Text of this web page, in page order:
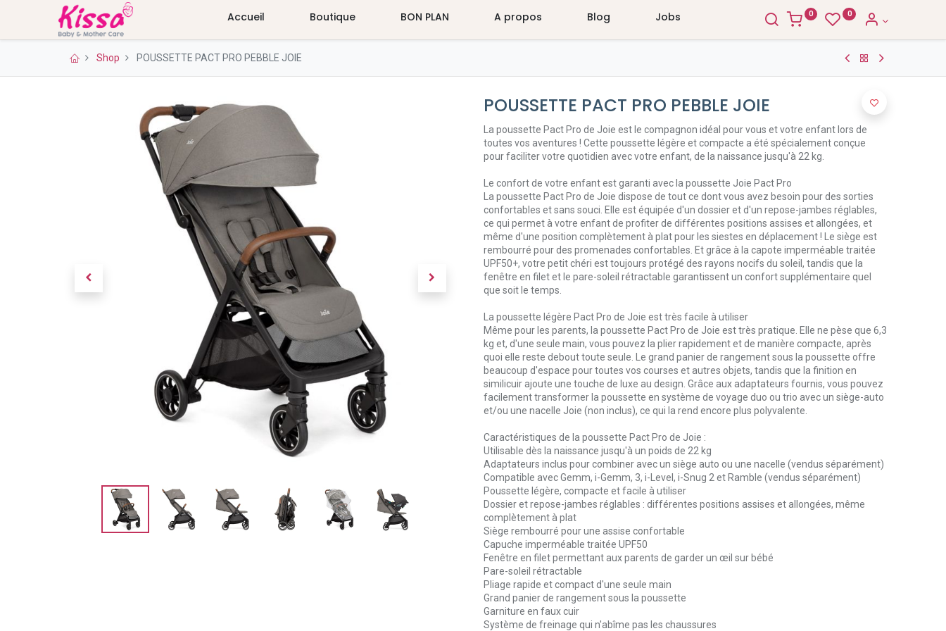
Accueil Boutique BON PLAN A propos Blog Jobs 0 0
Shop POUSSETTE PACT PRO PEBBLE JOIE
POUSSETTE PACT PRO PEBBLE JOIE
La poussette Pact Pro de Joie est le compagnon idéal pour vous et votre enfant lors de
toutes vos aventures ! Cette poussette légère et compacte a été spécialement conçue
pour faciliter votre quotidien avec votre enfant, de la naissance jusqu'à 22 kg.
Le confort de votre enfant est garanti avec la poussette Joie Pact Pro
La poussette Pact Pro de Joie dispose de tout ce dont vous avez besoin pour des sorties
confortables et sans souci. Elle est équipée d'un dossier et d'un repose-jambes réglables,
ce qui permet à votre enfant de profiter de différentes positions assises et allongées, et
même d'une position complètement à plat pour les siestes en déplacement ! Le siège est
rembourré pour des promenades confortables. Et grâce à la capote imperméable traitée
UPF50+, votre petit chéri est toujours protégé des rayons nocifs du soleil, tandis que la
fenêtre en filet et le pare-soleil rétractable garantissent un confort supplémentaire quel
que soit le temps.
La poussette légère Pact Pro de Joie est très facile à utiliser
Même pour les parents, la poussette Pact Pro de Joie est très pratique. Elle ne pèse que 6,3
kg et, d'une seule main, vous pouvez la plier rapidement et de manière compacte, après
quoi elle reste debout toute seule. Le grand panier de rangement sous la poussette offre
beaucoup d'espace pour toutes vos courses et autres objets, tandis que la finition en
similicuir ajoute une touche de luxe au design. Grâce aux adaptateurs fournis, vous pouvez
facilement transformer la poussette en système de voyage duo ou trio avec un siège-auto
et/ou une nacelle Joie (non inclus), ce qui la rend encore plus polyvalente.
Caractéristiques de la poussette Pact Pro de Joie :
Utilisable dès la naissance jusqu'à un poids de 22 kg
Adaptateurs inclus pour combiner avec un siège auto ou une nacelle (vendus séparément)
Compatible avec Gemm, i-Gemm, 3, i-Level, i-Snug 2 et Ramble (vendus séparément)
Poussette légère, compacte et facile à utiliser
Dossier et repose-jambes réglables : différentes positions assises et allongées, même
complètement à plat
Siège rembourré pour une assise confortable
Capuche imperméable traitée UPF50
Fenêtre en filet permettant aux parents de garder un œil sur bébé
Pare-soleil rétractable
Pliage rapide et compact d'une seule main
Grand panier de rangement sous la poussette
Garniture en faux cuir
Système de freinage qui n'abîme pas les chaussures